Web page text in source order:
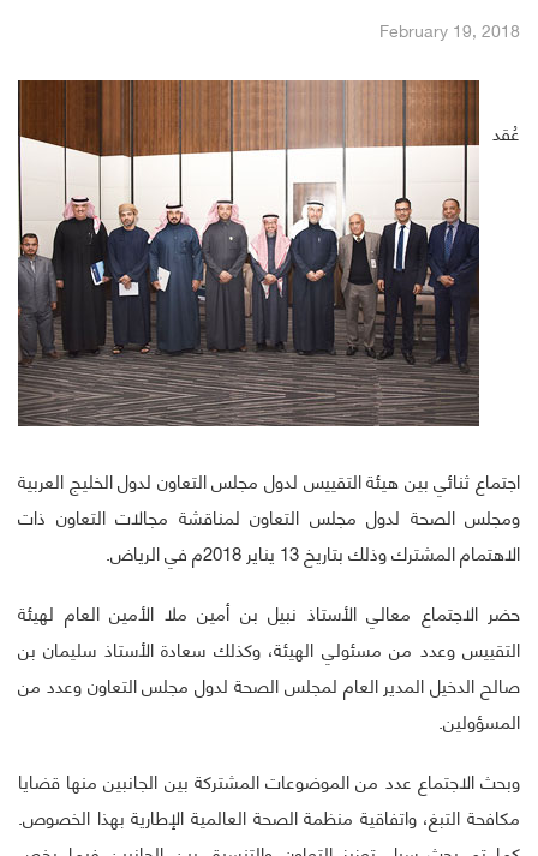
February 19, 2018
عُقد
اجتماع ثنائي بين هيئة التقييس لدول مجلس التعاون لدول الخليج العربية
ومجلس الصحة لدول مجلس التعاون لمناقشة مجالات التعاون ذات
الاهتمام المشترك وذلك بتاريخ 13 يناير 2018م في الرياض.
حضر الاجتماع معالي الأستاذ نبيل بن أمين ملا الأمين العام لهيئة
التقييس وعدد من مسئولي الهيئة، وكذلك سعادة الأستاذ سليمان بن
صالح الدخيل المدير العام لمجلس الصحة لدول مجلس التعاون وعدد من
المسؤولين.
وبحث الاجتماع عدد من الموضوعات المشتركة بين الجانبين منها قضايا
مكافحة التبغ، واتفاقية منظمة الصحة العالمية الإطارية بهذا الخصوص.